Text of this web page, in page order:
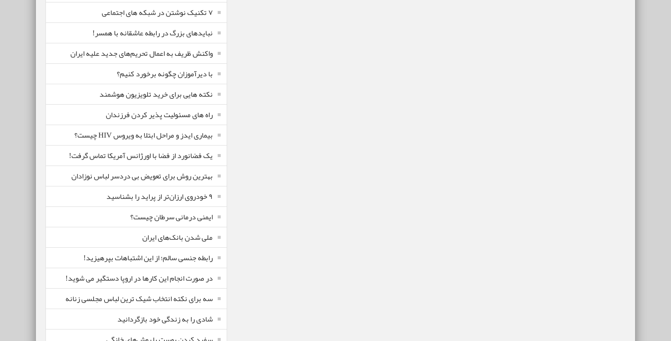
۷ تکنیک نوشتن در شبکه های اجتماعی
نبایدهای بزرگ در رابطه عاشقانه با همسر!
واکنش ظریف به اعمال تحریم‌های جدید علیه ایران
با دیرآموزان چگونه برخورد کنیم؟
نکته هایی برای خرید تلویزیون هوشمند
راه های مسئولیت پذیر کردن فرزندان
بیماری ایدز و مراحل ابتلا به ویروس HIV چیست؟
یک فضانورد از فضا با اورژانس آمریکا تماس گرفت!
بهترین روش برای تعویض بی دردسر لباس نوزادان
٩ خودروی ارزان‌تر از پراید را بشناسید
ایمنی درمانی سرطان چیست؟
ملی شدن بانک‌های ایران
رابطه جنسی سالم؛ از این اشتباهات بپرهیزید!
در صورت انجام این کارها در اروپا دستگیر می شوید!
سه برای نکته انتخاب شیک ترین لباس مجلسی زنانه
شادی را به زندگی خود بازگردانید